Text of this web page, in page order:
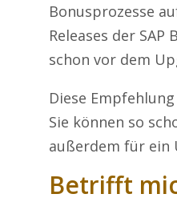
Bonusprozesse
Releases der
schon vor dem
Diese
Sie können so
außerdem für ein
Betrifft
Alexander Kössner-
Kundenservice
0211 946 285 72-15
Alexander.Koessner-
Ihre Anfrage